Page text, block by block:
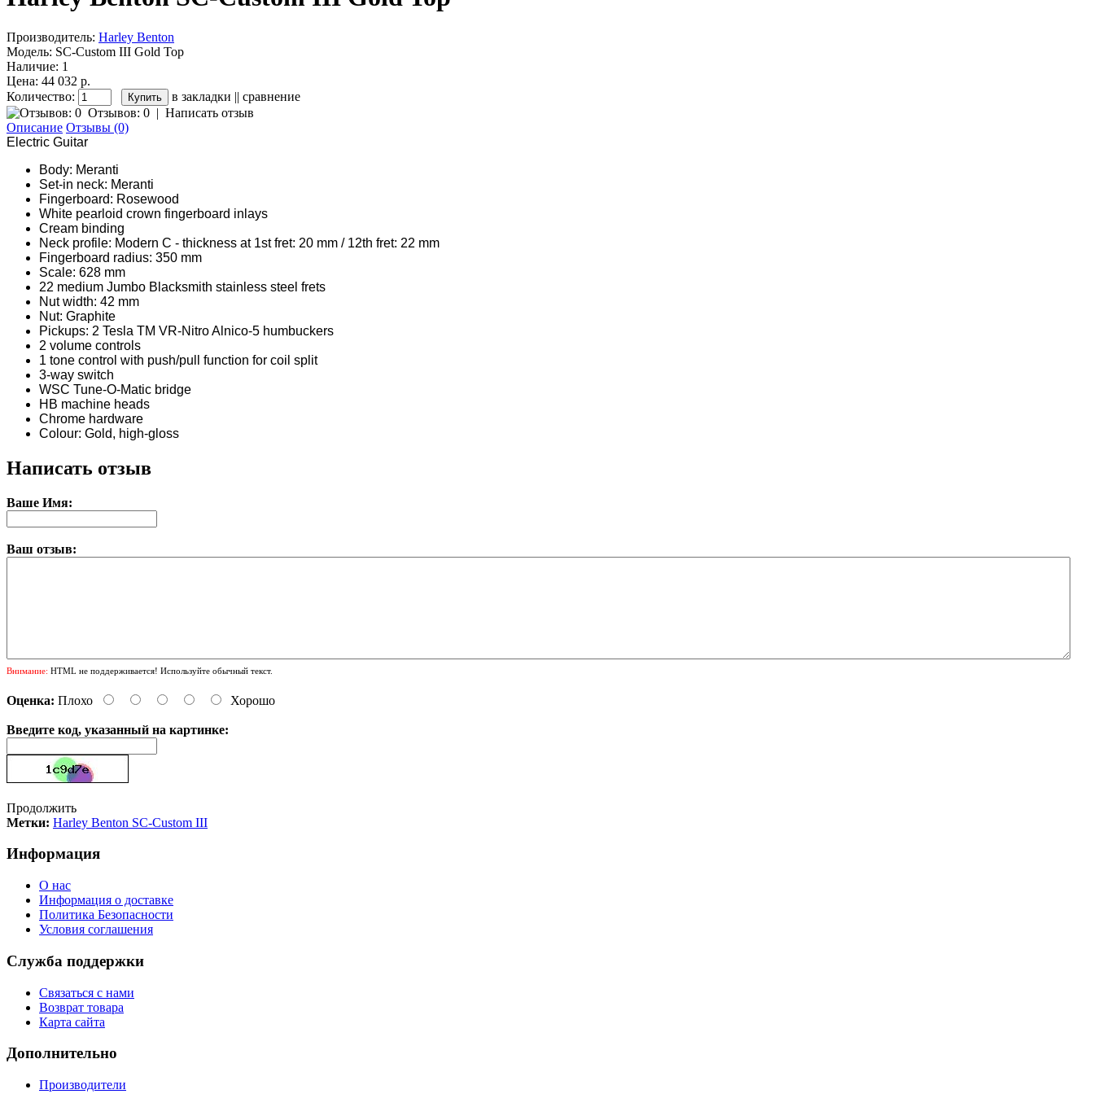
Производитель: Harley Benton
Модель: SC-Custom III Gold Top
Наличие: 1
Цена: 44 032 р.
Количество:
в закладки || сравнение
Отзывов: 0 | Написать отзыв
Описание Отзывы (0)
Electric Guitar
Body: Meranti
Set-in neck: Meranti
Fingerboard: Rosewood
White pearloid crown fingerboard inlays
Cream binding
Neck profile: Modern C - thickness at 1st fret: 20 mm / 12th fret: 22 mm
Fingerboard radius: 350 mm
Scale: 628 mm
22 medium Jumbo Blacksmith stainless steel frets
Nut width: 42 mm
Nut: Graphite
Pickups: 2 Tesla TM VR-Nitro Alnico-5 humbuckers
2 volume controls
1 tone control with push/pull function for coil split
3-way switch
WSC Tune-O-Matic bridge
HB machine heads
Chrome hardware
Colour: Gold, high-gloss
Написать отзыв
Ваше Имя:
Ваш отзыв:
Внимание: HTML не поддерживается! Используйте обычный текст.
Оценка: Плохо Хорошо
Введите код, указанный на картинке:
Продолжить
Метки: Harley Benton SC-Custom III
Информация
О нас
Информация о доставке
Политика Безопасности
Условия соглашения
Служба поддержки
Связаться с нами
Возврат товара
Карта сайта
Дополнительно
Производители